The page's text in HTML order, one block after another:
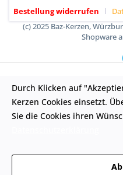
Bestellung widerrufen
(c) 2025 Baz-Kerzen,
Shopware
Durch Klicken auf
Kerzen Cookies einsetzt.
Sie die Cookies ihren